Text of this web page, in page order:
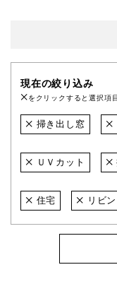
現在の絞り込み
をクリックすると選択項
掃き出し窓
ＵＶカット
住宅 リビ